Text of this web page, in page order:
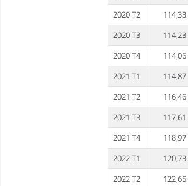
2020 T2
114,33
2020 T3
114,23
2020 T4
114,06
2021 T1
114,87
2021 T2
116,46
2021 T3
117,61
2021 T4
118,97
2022 T1
120,73
2022 T2
122,65